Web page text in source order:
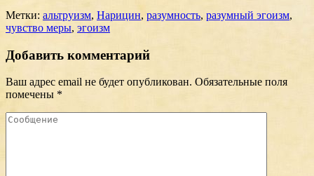
Метки: альтруизм, Нарицин, разумность, разумный эгоизм,
чувство меры, эгоизм
Добавить комментарий
Ваш адрес email не будет опубликован. Обязательные поля
помечены *